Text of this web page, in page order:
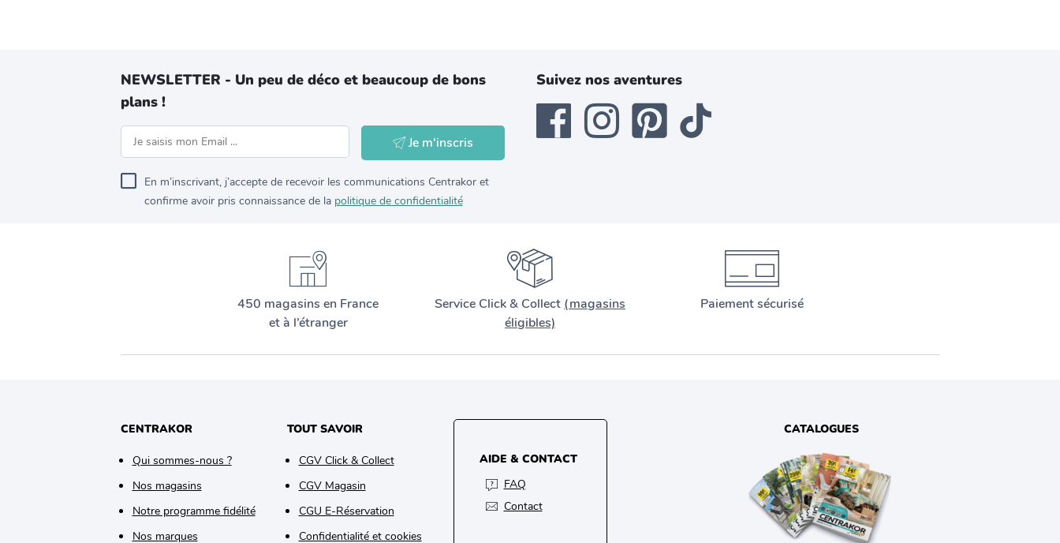
NEWSLETTER - Un peu de déco et beaucoup de bons
plans !
Je m'inscris
En m’inscrivant, j’accepte de recevoir les communications Centrakor et
confirme avoir pris connaissance de la politique de confidentialité
Suivez nos aventures
450 magasins en France
et à l’étranger
Service Click & Collect (magasins
éligibles)
Paiement sécurisé
CENTRAKOR
Qui sommes-nous ?
Nos magasins
Notre programme fidélité
Nos marques
TOUT SAVOIR
CGV Click & Collect
CGV Magasin
CGU E-Réservation
Confidentialité et cookies
AIDE & CONTACT
FAQ
Contact
CATALOGUES